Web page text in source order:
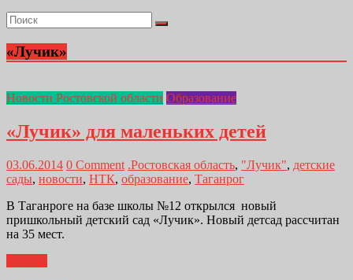
«Лучик»
Новости Ростовской области Образование
«Лучик» для маленьких детей
03.06.2014 0 Comment .Ростовская область, "Лучик", детские
сады, новости, НТК, образование, Таганрог
В Таганроге на базе школы №12 открылся новый
пришкольный детский сад «Лучик». Новый детсад рассчитан
на 35 мест.